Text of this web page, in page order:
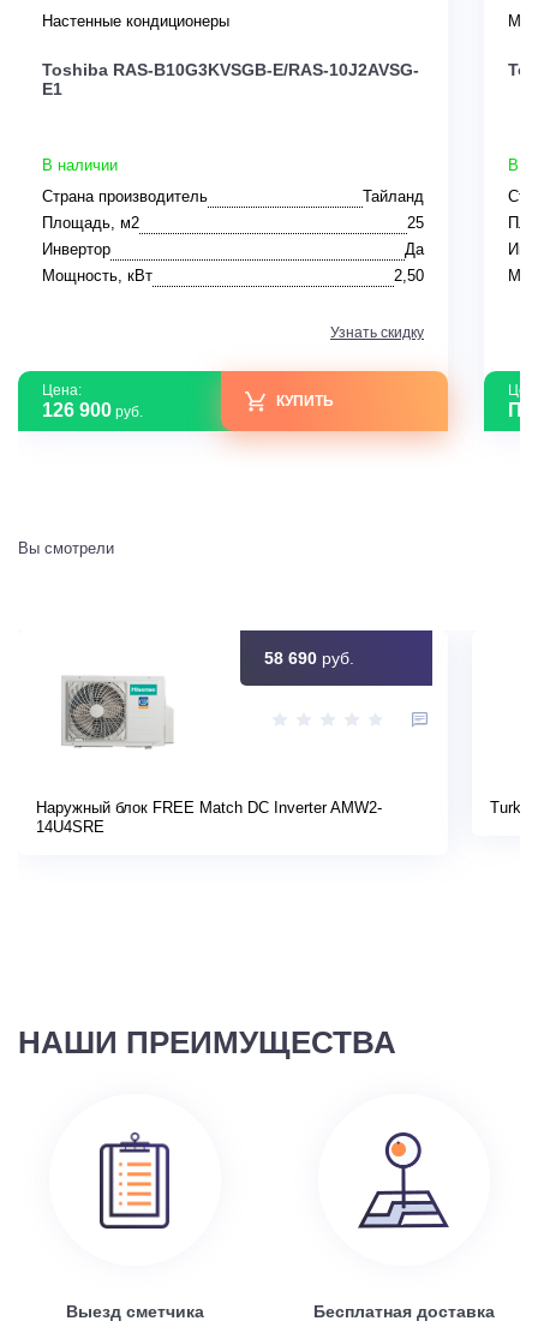
Настенные кондиционеры
Toshiba RAS-B10G3KVSGB-E/RAS-10J2AVSG-
E1
В наличии
Страна производитель
Тайланд
Площадь, м2
25
Инвертор
Да
Мощность, кВт
2,50
Узнать скидку
Цена:
126 900 руб.
КУПИТЬ
В
По
Вы смотрели
58 690 руб.
Наружный блок FREE Match DC Inverter AMW2-
14U4SRE
НАШИ ПРЕИМУЩЕСТВА
Выезд сметчика Бесплатная доставка